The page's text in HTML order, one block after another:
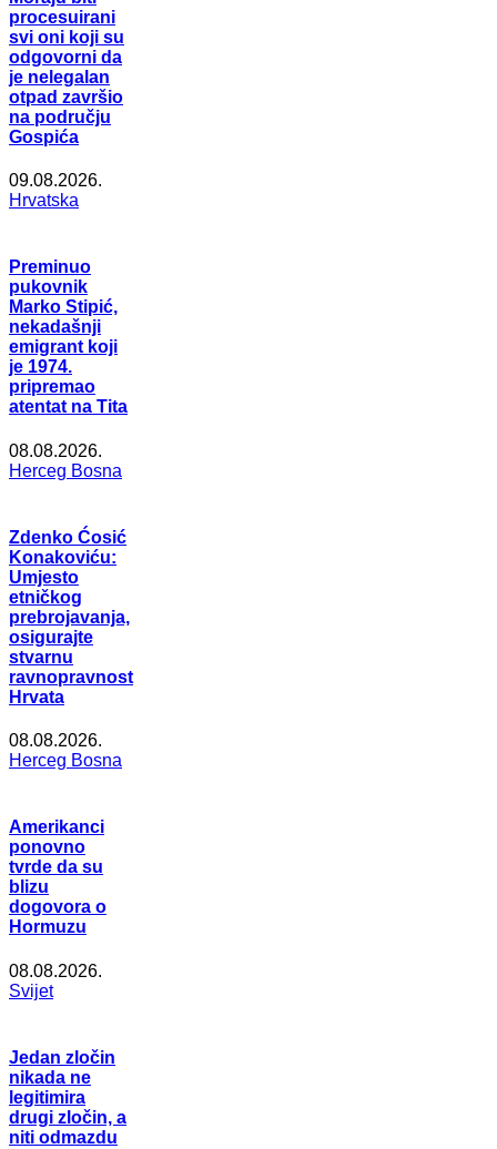
procesuirani
svi oni koji su
odgovorni da
je nelegalan
otpad završio
na području
Gospića
09.08.2026.
Hrvatska
Preminuo
pukovnik
Marko Stipić,
nekadašnji
emigrant koji
je 1974.
pripremao
atentat na Tita
08.08.2026.
Herceg Bosna
Zdenko Ćosić
Konakoviću:
Umjesto
etničkog
prebrojavanja,
osigurajte
stvarnu
ravnopravnost
Hrvata
08.08.2026.
Herceg Bosna
Amerikanci
ponovno
tvrde da su
blizu
dogovora o
Hormuzu
08.08.2026.
Svijet
Jedan zločin
nikada ne
legitimira
drugi zločin, a
niti odmazdu